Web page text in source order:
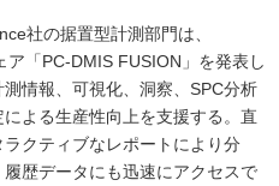
社の据置型計測部門は、
「PC‑DMIS FUSION」を発表し
情報、可視化、洞察、SPC分析
よる生産性向上を支援する。直
クティブなレポートにより分
歴データにも迅速にアクセスで